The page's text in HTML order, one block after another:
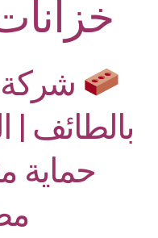
بالطائف |
حماية